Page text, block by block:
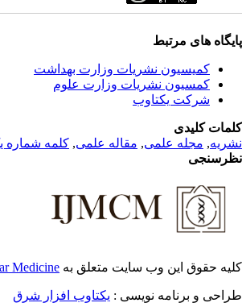
پایگاه های مرتبط
کمیسیون نشریات وزارت بهداشت
کمسیون نشریات وزارت علوم
شرکت یکتاوب
کلمات کلیدی
نشریه, مجله علمی, مقاله علمی, کلمه شماره
نظرسنجی
کلیه حقوق این وب سایت متعلق به Medicine
طراحی و برنامه نویسی : یکتاوب افزار شرق